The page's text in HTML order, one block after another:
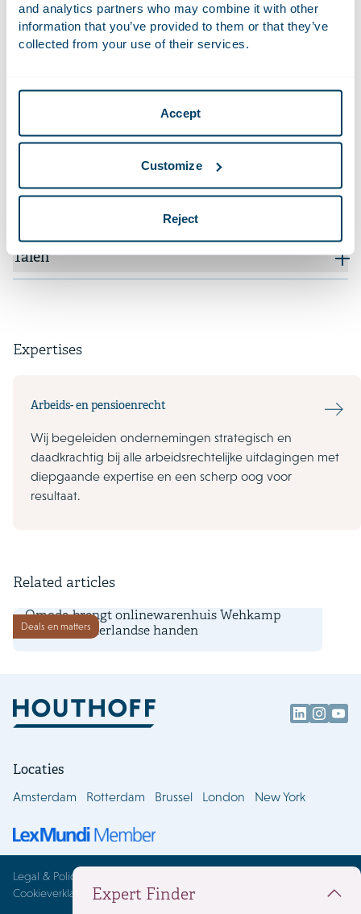
and analytics partners who may combine it with other
information that you’ve provided to them or that they’ve
collected from your use of their services.
Accept
Customize
Reject
Recent Werk
retailplatforms van Nederland. Omoda Brands
brengt door de overname Wehkamp na 11 jaar
weer in Nederlandse handen.
Talen
Expertises
Arbeids- en pensioenrecht
Wij begeleiden ondernemingen strategisch en
daadkrachtig bij alle arbeidsrechtelijke uitdagingen met
diepgaande expertise en een scherp oog voor
resultaat.
Related articles
Deals en matters
4 juni 2026
Omoda brengt onlinewarenhuis Wehkamp
terug in Nederlandse handen
Expert Finder
Locaties
Amsterdam Rotterdam Brussel London New York
Legal & Policies
Cookieverklaring